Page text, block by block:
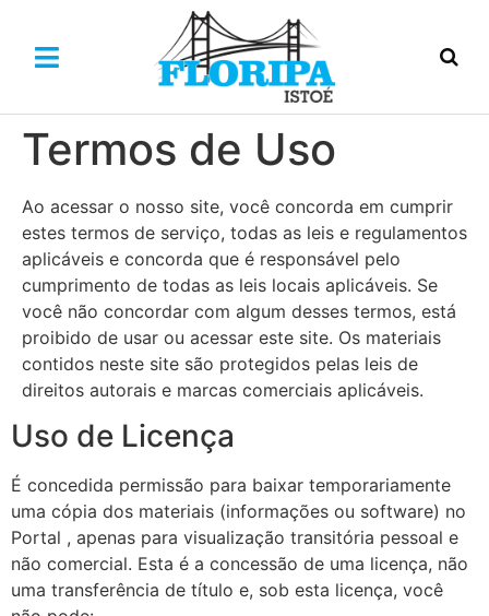
Termos de Uso
Ao acessar o nosso site, você concorda em cumprir
estes termos de serviço, todas as leis e regulamentos
aplicáveis ​​e concorda que é responsável pelo
cumprimento de todas as leis locais aplicáveis. Se
você não concordar com algum desses termos, está
proibido de usar ou acessar este site. Os materiais
contidos neste site são protegidos pelas leis de
direitos autorais e marcas comerciais aplicáveis.
Uso de Licença
É concedida permissão para baixar temporariamente
uma cópia dos materiais (informações ou software) no
Portal , apenas para visualização transitória pessoal e
não comercial. Esta é a concessão de uma licença, não
uma transferência de título e, sob esta licença, você